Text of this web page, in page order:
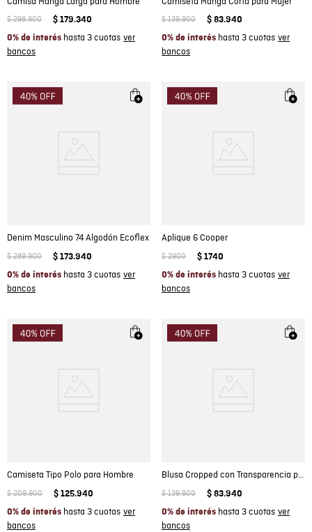
$ 298.900 $ 179.340
0% de interés hasta 3 cuotas
$ 139.900 $ 83.940
0% de interés hasta 3 cuotas
Denim Masculino 74 Algodón Ecoflex
$ 289.900 $ 173.940
0% de interés hasta 3 cuotas
Aplique 6 Cooper
$ 2900 $ 1740
0% de interés hasta 3 cuotas
Camiseta Tipo Polo para Hombre
$ 209.900 $ 125.940
0% de interés hasta 3 cuotas
Blusa Cropped con Transparencia para Mujer
$ 139.900 $ 83.940
0% de interés hasta 3 cuotas